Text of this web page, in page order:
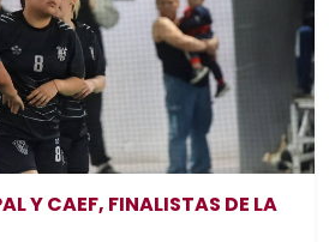
Y CAEF, FINALISTAS DE LA